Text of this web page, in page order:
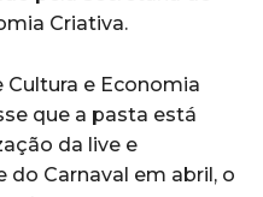
Criativa.
e Economia
que a pasta está
da live e
Carnaval em abril, o